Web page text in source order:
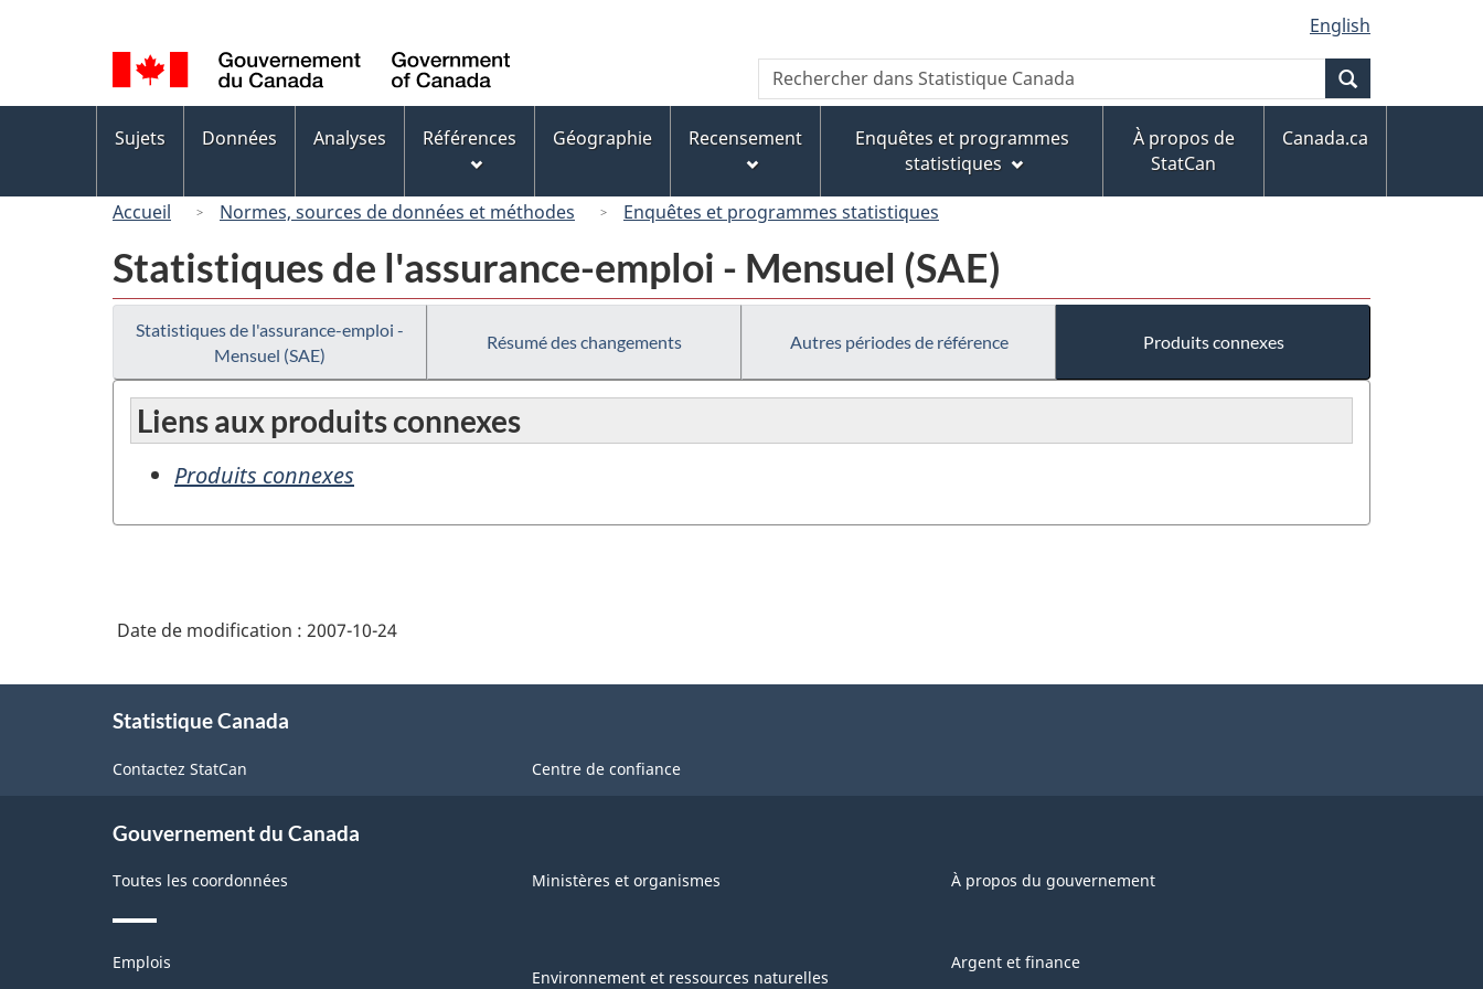
au
contenu
principal
« À
propos
de
ce
version
HTML
simplifiée
de
la
langue
English
Canada
Recherche
Rechercher
dans
Canada
des
Sujets Données Analyses Références Géographie Recensement
Enquêtes et programmes
statistiques
À propos de
StatCan
Canada.ca
Accueil Normes, sources de données et méthodes Enquêtes et programmes statistiques
Statistiques de l'assurance-emploi - Mensuel (SAE)
Statistiques de l'assurance-emploi -
Mensuel (SAE)
Résumé des changements Autres périodes de référence Produits connexes
Liens aux produits connexes
Produits connexes
Date de modification : 2007-10-24
Statistique Canada
Contactez StatCan Centre de confiance
Gouvernement du Canada
Toutes les coordonnées Ministères et organismes À propos du gouvernement
Thèmes
Emplois
Environnement et ressources naturelles
Argent et finance